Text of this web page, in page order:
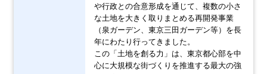
や行政との合意形成を通じて、複数の小さ
な土地を大きく取りまとめる再開発事業
（泉ガーデン、東京三田ガーデン等）を長
年にわたり行ってきました。
この「土地を創る力」は、東京都心部を中
心に大規模な街づくりを推進する最大の強